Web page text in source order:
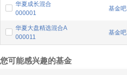
华夏成长混合
000001
基金吧
华夏大盘精选混合A
000011
基金吧
您可能感兴趣的基金